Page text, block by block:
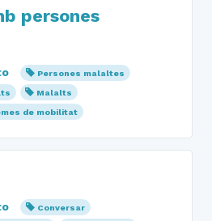
persones
Persones malaltes
Malalts
de mobilitat
Conversar